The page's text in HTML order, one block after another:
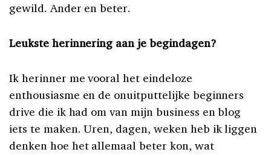
gewild. Ander en beter.
Leukste herinnering aan je begindagen?
Ik herinner me vooral het eindeloze
enthousiasme en de onuitputtelijke beginners
drive die ik had om van mijn business en blog
iets te maken. Uren, dagen, weken heb ik liggen
denken hoe het allemaal beter kon, wat